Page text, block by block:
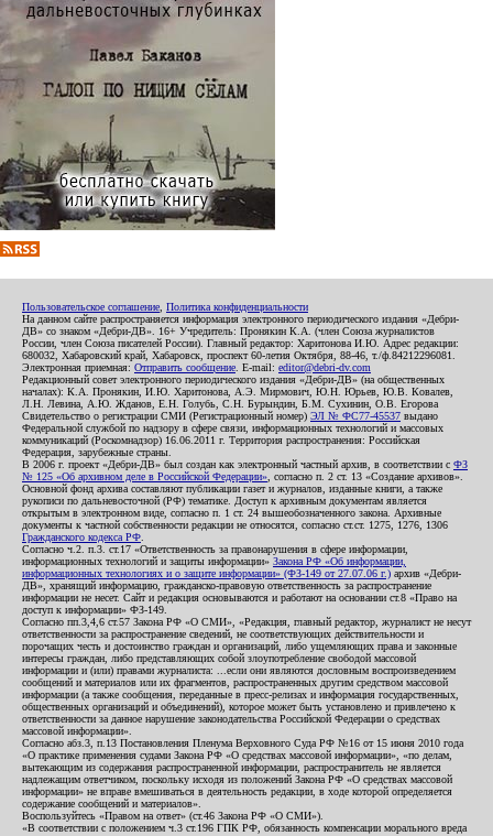
Пользовательское соглашение Политика конфиденциальности
На данном сайте распространяется информация электронного периодического издания «Дебри-
ДВ» со знаком «Дебри-ДВ». 16+ Учредитель: Пронякин К.А. (член Союза журналистов
России, член Союза писателей России). Главный редактор: Харитонова И.Ю. Адрес редакции:
680032, Хабаровский край, Хабаровск, проспект 60-летия Октября, 88-46, т./ф.84212296081.
Электронная приемная: Отправить сообщение . E-mail: editor@debri-dv.com
Редакционный совет электронного периодического издания «Дебри-ДВ» (на общественных
началах): К.А. Пронякин, И.Ю. Харитонова, А.Э. Мирмович, Ю.Н. Юрьев, Ю.В. Ковалев,
Л.Н. Левина, А.Ю. Жданов, Е.Н. Голубь, С.Н. Бурындин, Б.М. Сухинин, О.В. Егорова
Свидетельство о регистрации СМИ (Регистрационный номер) ЭЛ № ФС77-45537 выдано
Федеральной службой по надзору в сфере связи, информационных технологий и массовых
коммуникаций (Роскомнадзор) 16.06.2011 г. Территория распространения: Российская
Федерация, зарубежные страны.
В 2006 г. проект «Дебри-ДВ» был создан как электронный частный архив, в соответствии с ФЗ
№ 125 «Об архивном деле в Российской Федерации» , согласно п. 2 ст. 13 «Создание архивов».
Основной фонд архива составляют публикации газет и журналов, изданные книги, а также
рукописи по дальневосточной (РФ) тематике. Доступ к архивным документам является
открытым в электронном виде, согласно п. 1 ст. 24 вышеобозначенного закона. Архивные
документы к частной собственности редакции не относятся, согласно ст.ст. 1275, 1276, 1306
Гражданского кодекса РФ
Согласно ч.2. п.3. ст.17 «Ответственность за правонарушения в сфере информации,
информационных технологий и защиты информации» Закона РФ «Об информации,
информационных технологиях и о защите информации» (ФЗ-149 от 27.07.06 г.) архив «Дебри-
ДВ», хранящий информацию, гражданско-правовую ответственность за распространение
информации не несет. Сайт и редакция основываются и работают на основании ст.8 «Право на
доступ к информации» ФЗ-149.
Согласно пп.3,4,6 ст.57 Закона РФ «О СМИ», «Редакция, главный редактор, журналист не несут
ответственности за распространение сведений, не соответствующих действительности и
порочащих честь и достоинство граждан и организаций, либо ущемляющих права и законные
интересы граждан, либо представляющих собой злоупотребление свободой массовой
информации и (или) правами журналиста: ...если они являются дословным воспроизведением
сообщений и материалов или их фрагментов, распространенных другим средством массовой
информации (а также сообщения, переданные в пресс-релизах и информация государственных,
общественных организаций и объединений), которое может быть установлено и привлечено к
ответственности за данное нарушение законодательства Российской Федерации о средствах
массовой информации».
Согласно абз.3, п.13 Постановления Пленума Верховного Суда РФ №16 от 15 июня 2010 года
«О практике применения судами Закона РФ «О средствах массовой информации», «по делам,
вытекающим из содержания распространенной информации, распространитель не является
надлежащим ответчиком, поскольку исходя из положений Закона РФ «О средствах массовой
информации» не вправе вмешиваться в деятельность редакции, в ходе которой определяется
содержание сообщений и материалов».
Воспользуйтесь «Правом на ответ» (ст.46 Закона РФ «О СМИ»).
«В соответствии с положением ч.3 ст.196 ГПК РФ, обязанность компенсации морального вреда